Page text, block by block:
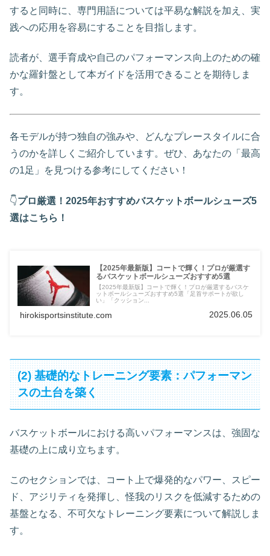
すると同時に、専門用語については平易な解説を加え、実
践への応用を容易にすることを目指します。
読者が、選手育成や自己のパフォーマンス向上のための確
かな羅針盤として本ガイドを活用できることを期待しま
す。
各モデルが持つ独自の強みや、どんなプレースタイルに合
うのかを詳しくご紹介しています。ぜひ、あなたの「最高
の1足」を見つける参考にしてください！
👇プロ厳選！2025年おすすめバスケットボールシューズ5
選はこちら！
【2025年最新版】コートで輝く！プロが厳選す
るバスケットボールシューズおすすめ5選
【2025年最新版】コートで輝く！プロが厳選するバスケ
ットボールシューズおすすめ5選「足首サポートが欲し
い」「クッション...
hirokisportsinstitute.com 2025.06.05
(2) 基礎的なトレーニング要素：パフォーマン
スの土台を築く
バスケットボールにおける高いパフォーマンスは、強固な
基礎の上に成り立ちます。
このセクションでは、コート上で爆発的なパワー、スピー
ド、アジリティを発揮し、怪我のリスクを低減するための
基盤となる、不可欠なトレーニング要素について解説しま
す。